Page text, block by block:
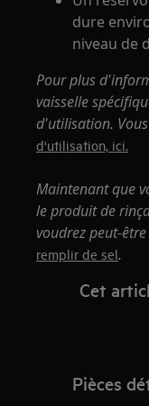
dure
niveau de
Pour plus
vaisselle
d'utilisation.
d'utilisation, ici.
Maintenant que
le produit de
voudrez peut-
remplir de sel.
Cet
Pièces